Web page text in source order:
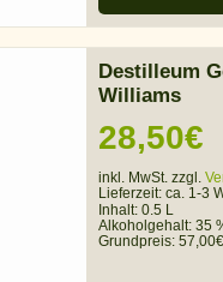
Destilleum
Williams
28,50€
inkl. MwSt. zzgl.
Lieferzeit: ca. 1-3
Inhalt: 0.5 L
Alkoholgehalt: 35
Grundpreis: 57,00€